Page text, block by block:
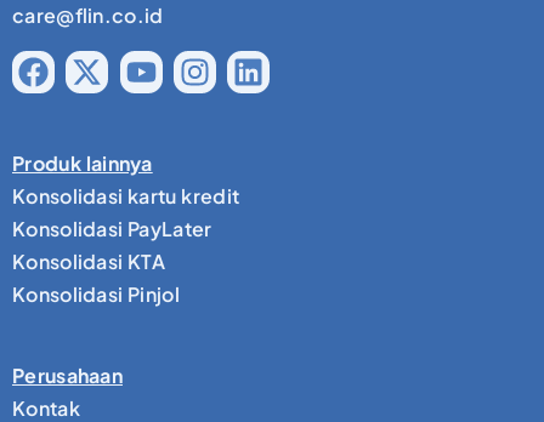
care@flin.co.id
Produk lainnya
Konsolidasi kartu kredit
Konsolidasi PayLater
Konsolidasi KTA
Konsolidasi Pinjol
Perusahaan
Kontak